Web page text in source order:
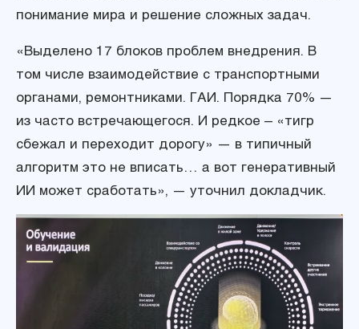
понимание мира и решение сложных задач.
«Выделено 17 блоков проблем внедрения. В
том числе взаимодействие с транспортными
органами, ремонтниками. ГАИ. Порядка 70% —
из часто встречающегося. И редкое – «тигр
сбежал и переходит дорогу» — в типичный
алгоритм это не вписать… а вот генеративный
ИИ может сработать», — уточнил докладчик.